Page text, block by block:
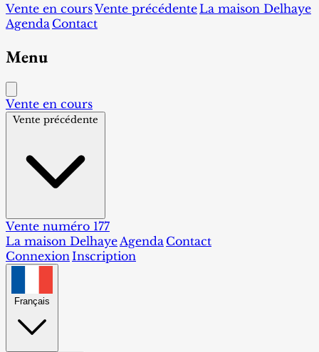
Vente en coursVente précédente La maison Delhaye
Agenda Contact
Menu
Vente en cours
Vente précédente
Vente numéro 177
La maison DelhayeAgenda Contact
ConnexionInscription
Français